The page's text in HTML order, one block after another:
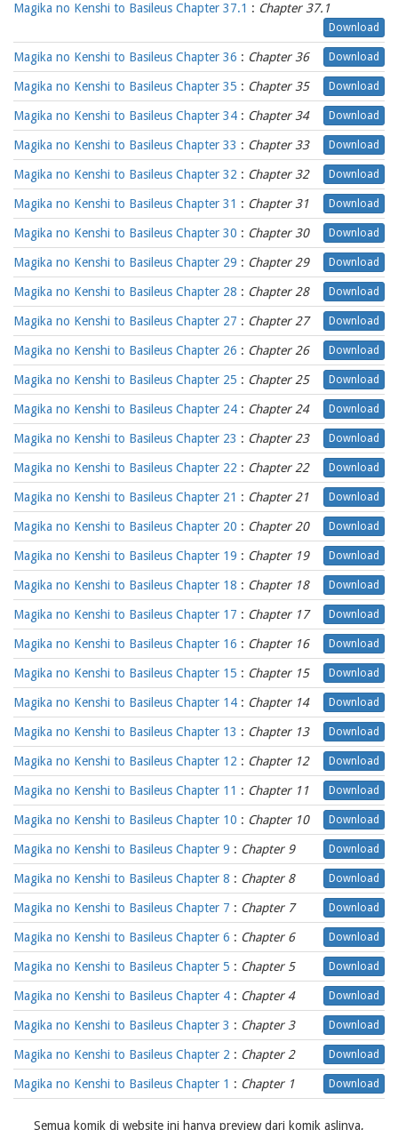
Magika no Kenshi to Basileus Chapter 37.1 : Chapter 37.1
Download
Magika no Kenshi to Basileus Chapter 36 : Chapter 36 Download
Magika no Kenshi to Basileus Chapter 35 : Chapter 35 Download
Magika no Kenshi to Basileus Chapter 34 : Chapter 34 Download
Magika no Kenshi to Basileus Chapter 33 : Chapter 33 Download
Magika no Kenshi to Basileus Chapter 32 : Chapter 32 Download
Magika no Kenshi to Basileus Chapter 31 : Chapter 31 Download
Magika no Kenshi to Basileus Chapter 30 : Chapter 30 Download
Magika no Kenshi to Basileus Chapter 29 : Chapter 29 Download
Magika no Kenshi to Basileus Chapter 28 : Chapter 28 Download
Magika no Kenshi to Basileus Chapter 27 : Chapter 27 Download
Magika no Kenshi to Basileus Chapter 26 : Chapter 26 Download
Magika no Kenshi to Basileus Chapter 25 : Chapter 25 Download
Magika no Kenshi to Basileus Chapter 24 : Chapter 24 Download
Magika no Kenshi to Basileus Chapter 23 : Chapter 23 Download
Magika no Kenshi to Basileus Chapter 22 : Chapter 22 Download
Magika no Kenshi to Basileus Chapter 21 : Chapter 21 Download
Magika no Kenshi to Basileus Chapter 20 : Chapter 20 Download
Magika no Kenshi to Basileus Chapter 19 : Chapter 19 Download
Magika no Kenshi to Basileus Chapter 18 : Chapter 18 Download
Magika no Kenshi to Basileus Chapter 17 : Chapter 17 Download
Magika no Kenshi to Basileus Chapter 16 : Chapter 16 Download
Magika no Kenshi to Basileus Chapter 15 : Chapter 15 Download
Magika no Kenshi to Basileus Chapter 14 : Chapter 14 Download
Magika no Kenshi to Basileus Chapter 13 : Chapter 13 Download
Magika no Kenshi to Basileus Chapter 12 : Chapter 12 Download
Magika no Kenshi to Basileus Chapter 11 : Chapter 11 Download
Magika no Kenshi to Basileus Chapter 10 : Chapter 10 Download
Magika no Kenshi to Basileus Chapter 9 : Chapter 9 Download
Magika no Kenshi to Basileus Chapter 8 : Chapter 8 Download
Magika no Kenshi to Basileus Chapter 7 : Chapter 7 Download
Magika no Kenshi to Basileus Chapter 6 : Chapter 6 Download
Magika no Kenshi to Basileus Chapter 5 : Chapter 5 Download
Magika no Kenshi to Basileus Chapter 4 : Chapter 4 Download
Magika no Kenshi to Basileus Chapter 3 : Chapter 3 Download
Magika no Kenshi to Basileus Chapter 2 : Chapter 2 Download
Magika no Kenshi to Basileus Chapter 1 : Chapter 1 Download
Semua komik di website ini hanya preview dari komik aslinya,